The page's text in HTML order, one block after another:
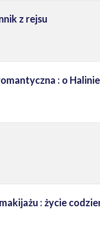
z rejsu
: o Halinie
: życie